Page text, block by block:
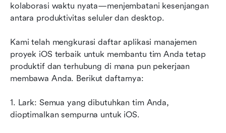
kolaborasi waktu nyata—menjembatani kesenjangan
antara produktivitas seluler dan desktop.
Kami telah mengkurasi daftar aplikasi manajemen
proyek iOS terbaik untuk membantu tim Anda tetap
produktif dan terhubung di mana pun pekerjaan
membawa Anda. Berikut daftarnya:
1. Lark: Semua yang dibutuhkan tim Anda,
dioptimalkan sempurna untuk iOS.
FAQ